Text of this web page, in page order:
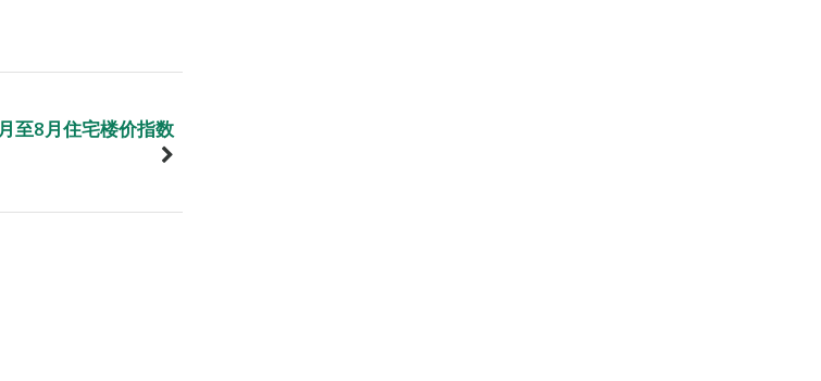
至8月住宅楼价指数